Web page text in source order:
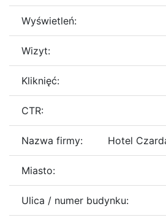
Wyświetleń:
Wizyt:
Kliknięć:
CTR:
Nazwa firmy: Hotel
Miasto:
Ulica / numer budynku: